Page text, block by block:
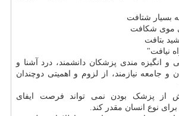
بسیار شتافت
موی شکافت
بتافت
نیافت"
و انگیزه مندی پزشکان دانشمند، درد آشنا و
و جامعه نیازمند، از لزوم و اهمیتی دوچندان
از پزشک بودن نمی تواند فرصت ایفای
نوع انسان مقدر کند.